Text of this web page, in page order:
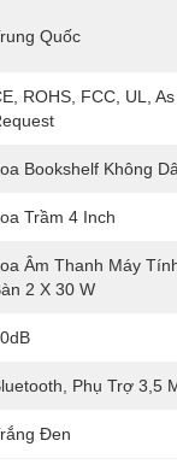
Quốc
ROHS, FCC, UL,
Bookshelf Không
Trầm 4 Inch
Âm Thanh Máy
2 X 30 W
Phụ Trợ 3,5
Đen